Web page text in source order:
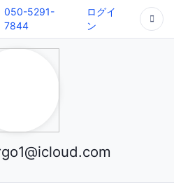
050-5291-
7844
ログイ
ン